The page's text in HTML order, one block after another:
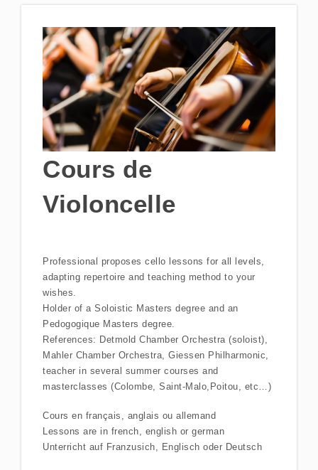
Cours de
Violoncelle
Professional proposes cello lessons for all levels,
adapting repertoire and teaching method to your
wishes.
Holder of a Soloistic Masters degree and an
Pedogogique Masters degree.
References: Detmold Chamber Orchestra (soloist),
Mahler Chamber Orchestra, Giessen Philharmonic,
teacher in several summer courses and
masterclasses (Colombe, Saint-Malo,Poitou, etc…)
Cours en français, anglais ou allemand
Lessons are in french, english or german
Unterricht auf Franzusich, Englisch oder Deutsch